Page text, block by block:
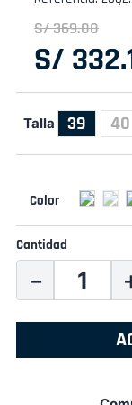
S/369.00
S/ 332.
Talla 39 40
Cantidad
－